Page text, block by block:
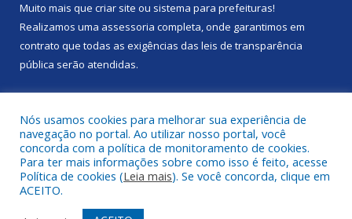
Muito mais que criar site ou sistema para prefeituras!
Realizamos uma assessoria completa, onde garantimos em
contrato que todas as exigências das leis de transparência
pública serão atendidas.
Todos os direitos reservados a Câmara Municipal de Portel.
Nós usamos cookies para melhorar sua experiência de
navegação no portal. Ao utilizar nosso portal, você
concorda com a política de monitoramento de cookies.
Para ter mais informações sobre como isso é feito, acesse
Política de cookies (Leia mais). Se você concorda, clique em
ACEITO.